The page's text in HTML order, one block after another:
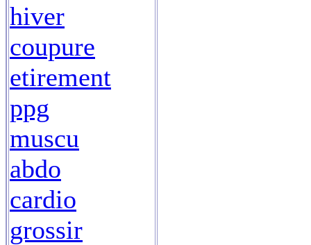
hiver
coupure
etirement
ppg
muscu
abdo
cardio
grossir